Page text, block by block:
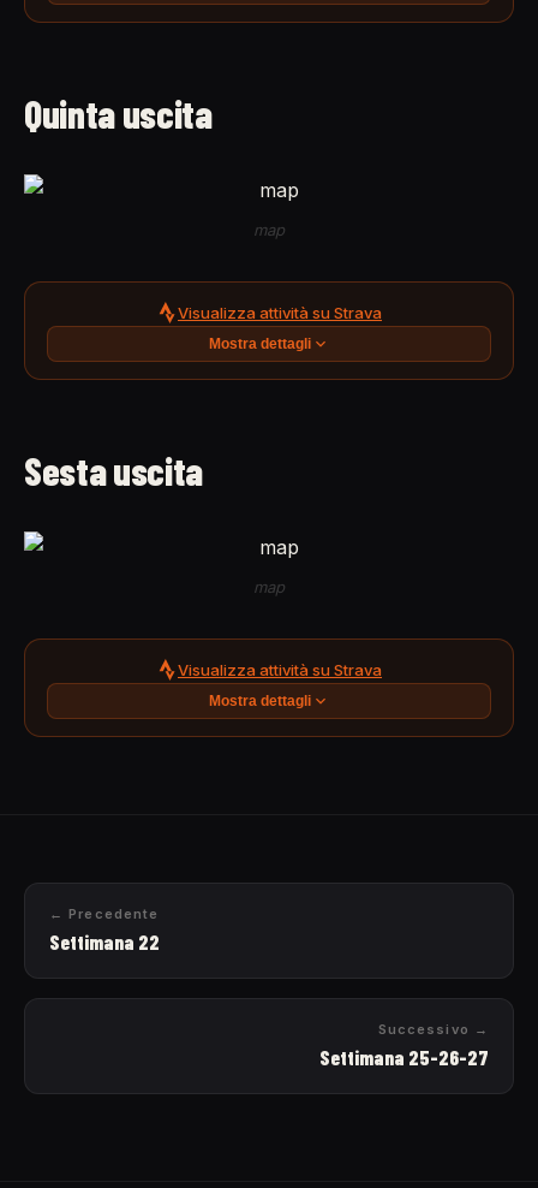
Quinta uscita
map
Visualizza attività su Strava
Mostra dettagli
Sesta uscita
map
Visualizza attività su Strava
Mostra dettagli
← Precedente
Settimana 22
Successivo →
Settimana 25-26-27